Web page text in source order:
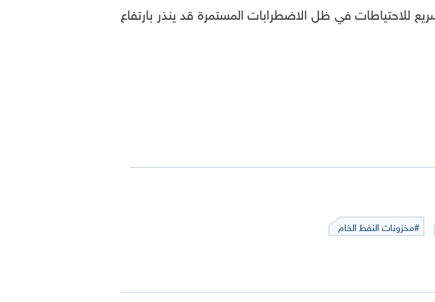
للاحتياطات في ظل الاضطرابات المستمرة قد ينذر بارتفاع
#مخزونات النفط الخام